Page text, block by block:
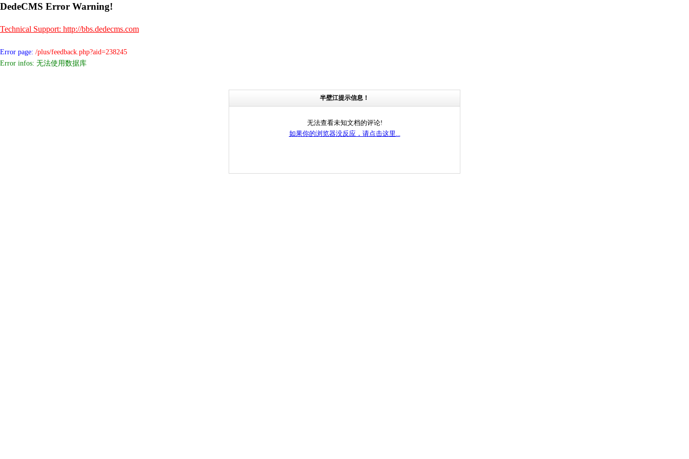
DedeCMS Error Warning!
Technical Support: http://bbs.dedecms.com
Error page: /plus/feedback.php?aid=238245
Error infos: 无法使用数据库
半壁江提示信息！
无法查看未知文档的评论!
如果你的浏览器没反应，请点击这里...